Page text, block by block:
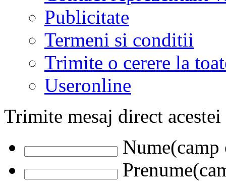
Publicitate
Termeni si conditii
Trimite o cerere la
Useronline
Trimite mesaj direct